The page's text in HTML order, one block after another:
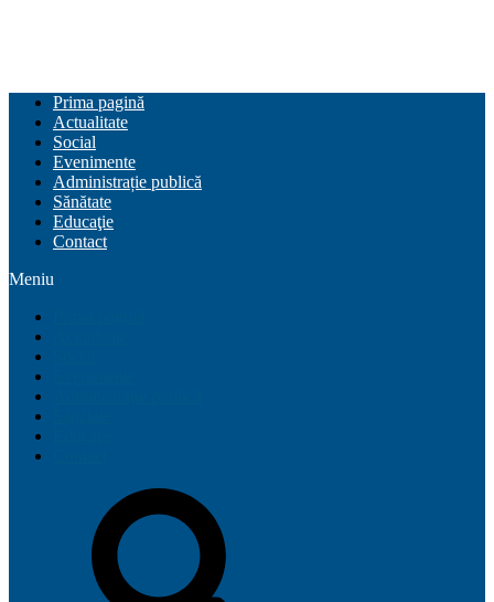
Prima pagină
Actualitate
Social
Evenimente
Administrație publică
Sănătate
Educaţie
Contact
Meniu